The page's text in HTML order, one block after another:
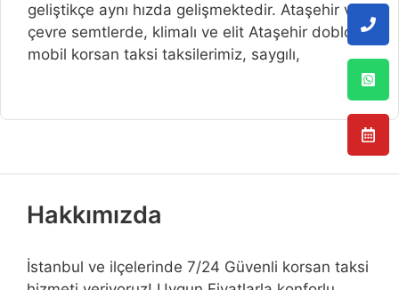
geliştikçe aynı hızda gelişmektedir. Ataşehir ve
çevre semtlerde, klimalı ve elit Ataşehir doblo
mobil korsan taksi taksilerimiz, saygılı,
Hakkımızda
İstanbul ve ilçelerinde 7/24 Güvenli korsan taksi